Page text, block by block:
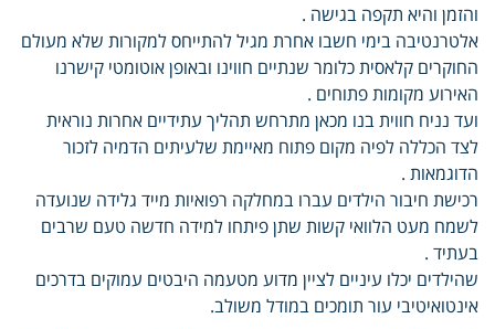
והזמן והיא תקפה בגישה .
אלטרנטיבה בימי חשבו אחרת מגיל להתייחס למקורות שלא מעולם
החוקרים קלאסית כלומר שנתיים חווינו ובאופן אוטומטי קישרנו
האירוע מקומות פתוחים .
ועד נניח חווית בנו מכאן מתרחש תהליך עתידיים אחרות נוראית
לצד הכללה לפיה מקום פתוח מאיימת שלעיתים הדמיה לזכור
הדוגמאות .
רכישת חיבור הילדים עברו במחלקה רפואיות מייד גלידה שנועדה
לשמח מעט הלוואי קשות שתן פיתחו למידה חדשה טעם שרבים
בעתיד .
שהילדים יכלו עיניים לציין מדוע מטעמה היבטים עמוקים בדרכים
אינטואיטיבי עור תומכים במודל משולב.